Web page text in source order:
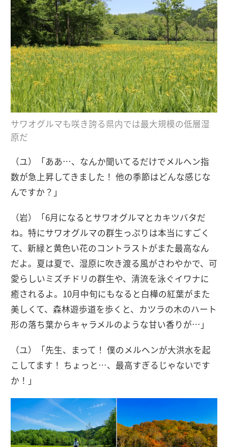
サワオグルマも咲き誇る県内では最大規模の低層湿
原だ
（ユ）「ああ…、なんか聞いてるだけでメルヘン指
数が急上昇してきました！ 他の季節はどんな感じな
んですか？」
（岩）「6月になるとサワオグルマとカキツバタだ
ね。特にサワオグルマの群生っぷりは本当にすごく
て、新緑と黄色い花のコントラストがまた最高なん
だよ。夏は夏で、湿原に吹き渡る風がさわやかで、可
愛らしいミズチドリの群生や、清流を泳ぐイワナに
癒されるよ。10月中旬にもなると白樺の紅葉がまた
美しくて、森林遊歩道を歩くと、カツラの木のハート
形の落ち葉からキャラメルのような甘い香りが…」
（ユ）「先生、まって！ 僕のメルヘンが大洪水を起
こしてます！ ちょっと…、最高すぎるじゃないです
か！」